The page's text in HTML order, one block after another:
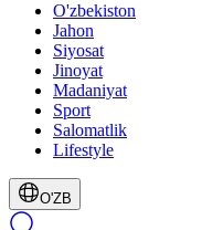
O'zbekiston
Jahon
Siyosat
Jinoyat
Madaniyat
Sport
Salomatlik
Lifestyle
O'ZB